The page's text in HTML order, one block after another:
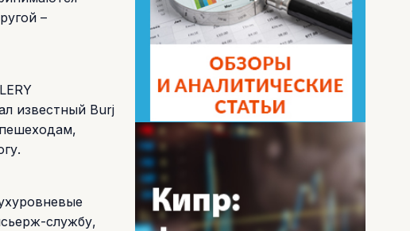
–
известный Burj
службу,